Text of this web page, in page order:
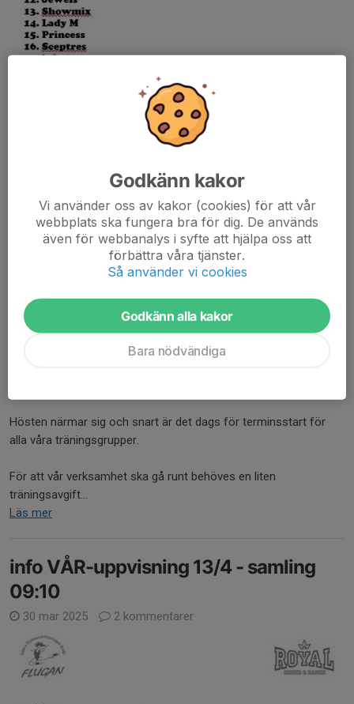
Först av allt lite extra viktigt info till både aktiva men framför allt
er anhöriga . Det är absolut förbjudet att gå ner på hallgolvet i A-
Betalningsinformation
Hösten närmar sig och snart är det dags för terminsstart för
alla våra träningsgrupper.
För att vår verksamhet ska gå runt behöves en liten
träningsavgift...
Läs mer
info VÅR-uppvisning 13/4 - samling
09:10
30 mar 2025 2 kommentarer
Godkänn kakor
Vi använder oss av kakor (cookies) för att vår
webbplats ska fungera bra för dig. De används
även för webbanalys i syfte att hjälpa oss att
förbättra våra tjänster.
Så använder vi cookies
Godkänn alla kakor
Bara nödvändiga